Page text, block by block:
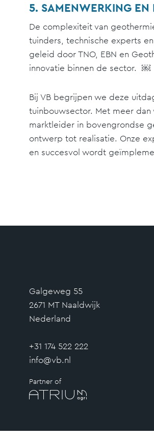
5. SAMENWERKING EN
De complexiteit van
tuinders, technische experts en
geleid door TNO, EBN en
innovatie binnen de sector. ￼
Bij VB begrijpen we deze
tuinbouwsector. Met meer
marktleider in bovengrondse
ontwerp tot realisatie. Onze
en succesvol wordt
Galgeweg 55
2671 MT Naaldwijk
Nederland
+31 174 522 222
info@vb.nl
Partner of